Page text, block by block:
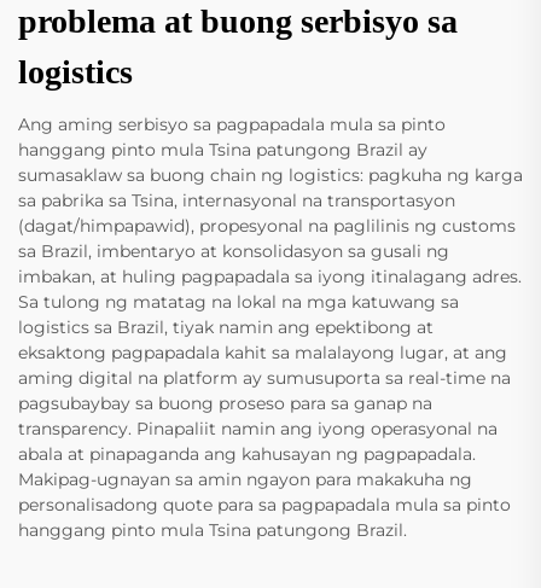
problema at buong serbisyo sa
logistics
Ang aming serbisyo sa pagpapadala mula sa pinto
hanggang pinto mula Tsina patungong Brazil ay
sumasaklaw sa buong chain ng logistics: pagkuha ng karga
sa pabrika sa Tsina, internasyonal na transportasyon
(dagat/himpapawid), propesyonal na paglilinis ng customs
sa Brazil, imbentaryo at konsolidasyon sa gusali ng
imbakan, at huling pagpapadala sa iyong itinalagang adres.
Sa tulong ng matatag na lokal na mga katuwang sa
logistics sa Brazil, tiyak namin ang epektibong at
eksaktong pagpapadala kahit sa malalayong lugar, at ang
aming digital na platform ay sumusuporta sa real-time na
pagsubaybay sa buong proseso para sa ganap na
transparency. Pinapaliit namin ang iyong operasyonal na
abala at pinapaganda ang kahusayan ng pagpapadala.
Makipag-ugnayan sa amin ngayon para makakuha ng
personalisadong quote para sa pagpapadala mula sa pinto
hanggang pinto mula Tsina patungong Brazil.